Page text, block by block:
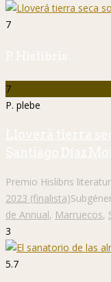
7
P. Hislibris
7
P. plebe
Lloverá tierra
Santiago Díaz
Premio Hislibris
2023 (finalista)
de Annual, Marruecos,
3
5.7